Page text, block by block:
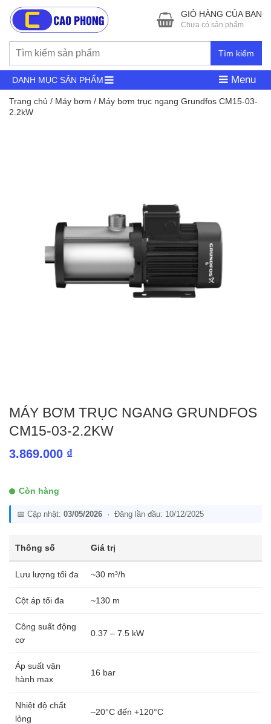
Tìm kiếm
GIỎ HÀNG CỦA BẠN
Chưa có sản phẩm
DANH MỤC SẢN PHẨM Menu
Trang chủ / Máy bơm / Máy bơm trục ngang Grundfos CM15-03-
2.2kW
MÁY BƠM TRỤC NGANG GRUNDFOS
CM15-03-2.2KW
3.869.000 ₫
Còn hàng
📅 Cập nhật: 03/05/2026 · Đăng lần đầu: 10/12/2025
Thông số Giá trị
Lưu lượng tối đa ~30 m³/h
Cột áp tối đa ~130 m
Công suất động
cơ
0.37 – 7.5 kW
Áp suất vận
hành max
16 bar
Nhiệt độ chất
lỏng
–20°C đến +120°C